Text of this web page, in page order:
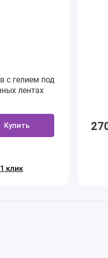
с гелием под
лентах
Купить
клик